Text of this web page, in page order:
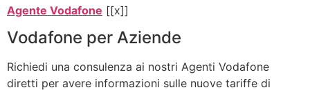
Agente Vodafone [[x]]
Vodafone per Aziende
Richiedi una consulenza ai nostri Agenti Vodafone
diretti per avere informazioni sulle nuove tariffe di